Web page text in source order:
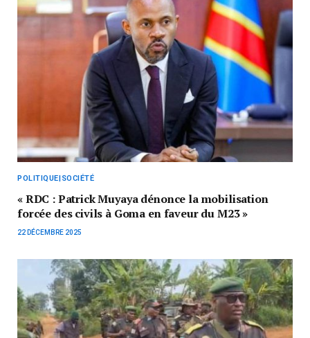
POLITIQUE|SOCIÉTÉ
« RDC : Patrick Muyaya dénonce la mobilisation
forcée des civils à Goma en faveur du M23 »
22 DÉCEMBRE 2025